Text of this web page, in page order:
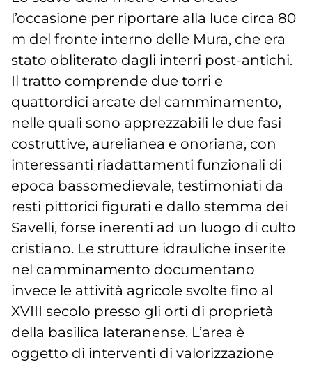
l’occasione per riportare alla luce circa 80
m del fronte interno delle Mura, che era
stato obliterato dagli interri post-antichi.
Il tratto comprende due torri e
quattordici arcate del camminamento,
nelle quali sono apprezzabili le due fasi
costruttive, aurelianea e onoriana, con
interessanti riadattamenti funzionali di
epoca bassomedievale, testimoniati da
resti pittorici figurati e dallo stemma dei
Savelli, forse inerenti ad un luogo di culto
cristiano. Le strutture idrauliche inserite
nel camminamento documentano
invece le attività agricole svolte fino al
XVIII secolo presso gli orti di proprietà
della basilica lateranense. L’area è
oggetto di interventi di valorizzazione